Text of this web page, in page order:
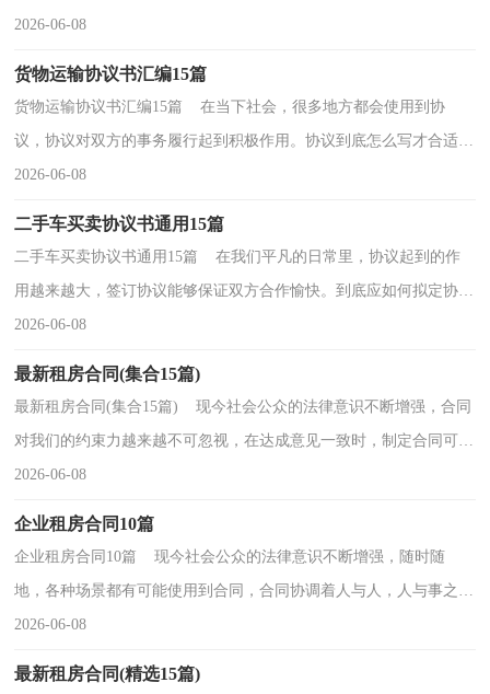
的最好规范。那么大家知道正规的合同书怎么写吗？下...
2026-06-08
货物运输协议书汇编15篇
货物运输协议书汇编15篇 在当下社会，很多地方都会使用到协
议，协议对双方的事务履行起到积极作用。协议到底怎么写才合适
呢？以下是小编为大家收集的货物运输协议书，欢迎大家分...
2026-06-08
二手车买卖协议书通用15篇
二手车买卖协议书通用15篇 在我们平凡的日常里，协议起到的作
用越来越大，签订协议能够保证双方合作愉快。到底应如何拟定协议
呢？以下是小编帮大家整理的二手车买卖协议书，欢迎...
2026-06-08
最新租房合同(集合15篇)
最新租房合同(集合15篇) 现今社会公众的法律意识不断增强，合同
对我们的约束力越来越不可忽视，在达成意见一致时，制定合同可以
享有一定的自由。那么制定合同书有什么需要注意...
2026-06-08
企业租房合同10篇
企业租房合同10篇 现今社会公众的法律意识不断增强，随时随
地，各种场景都有可能使用到合同，合同协调着人与人，人与事之间
的关系。知道吗，写合同可是有方法的哦，下面是小编帮大家...
2026-06-08
最新租房合同(精选15篇)